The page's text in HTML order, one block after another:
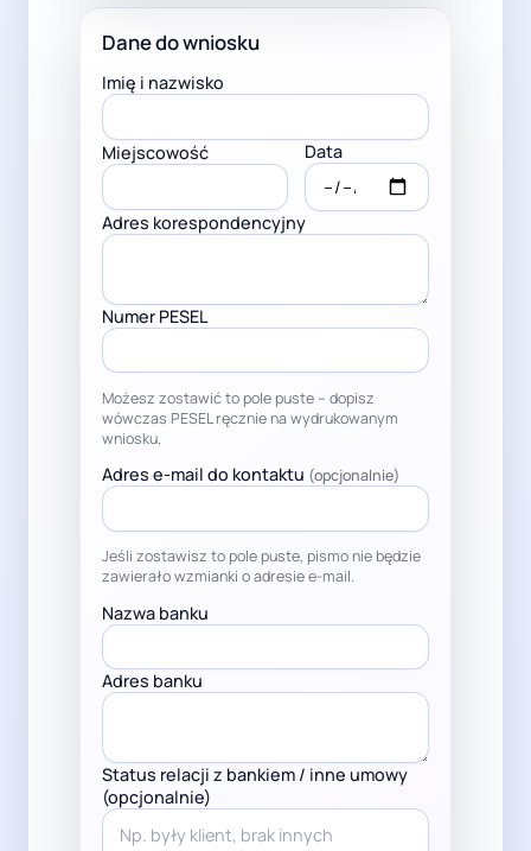
Dane do wniosku
Imię i nazwisko
Miejscowość Data
Adres korespondencyjny
Numer PESEL
Możesz zostawić to pole puste – dopisz
wówczas PESEL ręcznie na wydrukowanym
wniosku.
Adres e-mail do kontaktu (opcjonalnie)
Jeśli zostawisz to pole puste, pismo nie będzie
zawierało wzmianki o adresie e-mail.
Nazwa banku
Adres banku
Status relacji z bankiem / inne umowy
(opcjonalnie)